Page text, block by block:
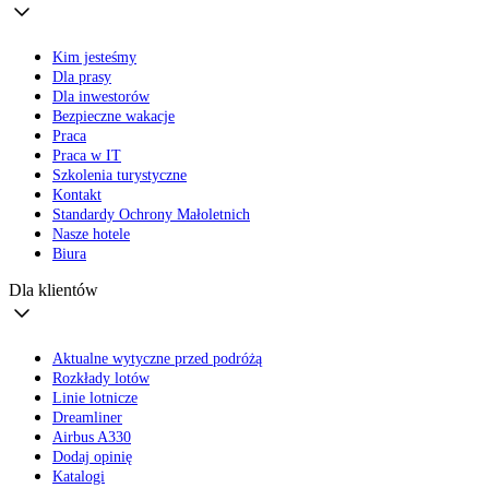
Kim jesteśmy
Dla prasy
Dla inwestorów
Bezpieczne wakacje
Praca
Praca w IT
Szkolenia turystyczne
Kontakt
Standardy Ochrony Małoletnich
Nasze hotele
Biura
Dla klientów
Aktualne wytyczne przed podróżą
Rozkłady lotów
Linie lotnicze
Dreamliner
Airbus A330
Dodaj opinię
Katalogi